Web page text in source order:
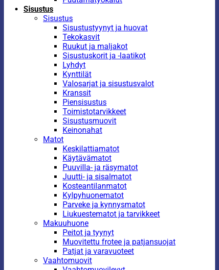
Sisustus
Sisustus
Sisustustyynyt ja huovat
Tekokasvit
Ruukut ja maljakot
Sisustuskorit ja -laatikot
Lyhdyt
Kynttilät
Valosarjat ja sisustusvalot
Kranssit
Piensisustus
Toimistotarvikkeet
Sisustusmuovit
Keinonahat
Matot
Keskilattiamatot
Käytävämatot
Puuvilla- ja räsymatot
Juutti- ja sisalmatot
Kosteantilanmatot
Kylpyhuonematot
Parveke ja kynnysmatot
Liukuestematot ja tarvikkeet
Makuuhuone
Peitot ja tyynyt
Muovitettu frotee ja patjansuojat
Patjat ja varavuoteet
Vaahtomuovit